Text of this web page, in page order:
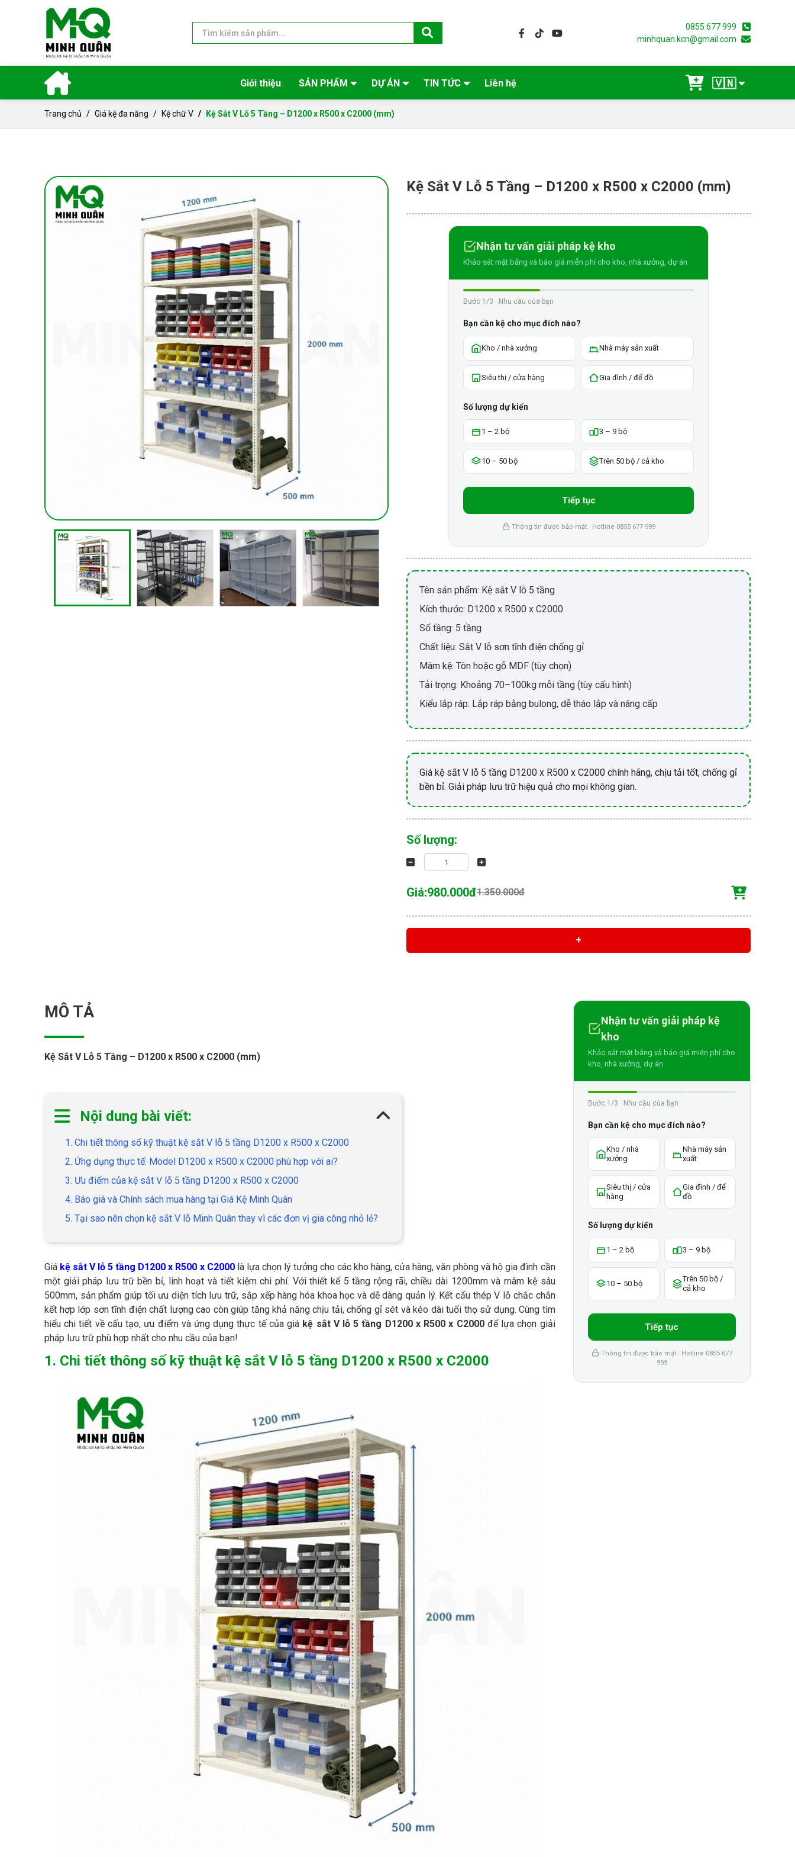
0855 677 999
minhquan.kcn@gmail.com
Giới thiệu SẢN PHẨM DỰ ÁN TIN TỨC Liên hệ 🇻🇳
Trang chủ Giá kệ đa năng Kệ chữ V Kệ Sắt V Lỗ 5 Tầng – D1200 x R500 x C2000 (mm)
Kệ Sắt V Lỗ 5 Tầng – D1200 x R500 x C2000 (mm)
Nhận tư vấn giải pháp kệ kho
Khảo sát mặt bằng và báo giá miễn phí cho kho, nhà xưởng, dự án
Bước 1/3 · Nhu cầu của bạn
Bạn cần kệ cho mục đích nào?
Kho / nhà xưởng Nhà máy sản xuất
Siêu thị / cửa hàng Gia đình / để đồ
Số lượng dự kiến
1 – 2 bộ 3 – 9 bộ
10 – 50 bộ Trên 50 bộ / cả kho
Tiếp tục
Thông tin được bảo mật · Hotline 0855 677 999
Tên sản phẩm: Kệ sắt V lỗ 5 tầng
Kích thước: D1200 x R500 x C2000
Số tầng: 5 tầng
Chất liệu: Sắt V lỗ sơn tĩnh điện chống gỉ
Mâm kệ: Tôn hoặc gỗ MDF (tùy chọn)
Tải trọng: Khoảng 70–100kg mỗi tầng (tùy cấu hình)
Kiểu lắp ráp: Lắp ráp bằng bulong, dễ tháo lắp và nâng cấp
Giá kệ sắt V lỗ 5 tầng D1200 x R500 x C2000 chính hãng, chịu tải tốt, chống gỉ
bền bỉ. Giải pháp lưu trữ hiệu quả cho mọi không gian.
Số lượng:
Giá:980.000đ1.350.000đ
+
MÔ TẢ
Kệ Sắt V Lỗ 5 Tầng – D1200 x R500 x C2000 (mm)
Nội dung bài viết:
1. Chi tiết thông số kỹ thuật kệ sắt V lỗ 5 tầng D1200 x R500 x C2000
2. Ứng dụng thực tế: Model D1200 x R500 x C2000 phù hợp với ai?
3. Ưu điểm của kệ sắt V lỗ 5 tầng D1200 x R500 x C2000
4. Báo giá và Chính sách mua hàng tại Giá Kệ Minh Quân
5. Tại sao nên chọn kệ sắt V lỗ Minh Quân thay vì các đơn vị gia công nhỏ lẻ?
Giá kệ sắt V lỗ 5 tầng D1200 x R500 x C2000là lựa chọn lý tưởng cho các kho hàng, cửa hàng, văn phòng và hộ gia đình cần
một giải pháp lưu trữ bền bỉ, linh hoạt và tiết kiệm chi phí. Với thiết kế 5 tầng rộng rãi, chiều dài 1200mm và mâm kệ sâu
500mm, sản phẩm giúp tối ưu diện tích lưu trữ, sắp xếp hàng hóa khoa học và dễ dàng quản lý. Kết cấu thép V lỗ chắc chắn
kết hợp lớp sơn tĩnh điện chất lượng cao còn giúp tăng khả năng chịu tải, chống gỉ sét và kéo dài tuổi thọ sử dụng. Cùng tìm
hiểu chi tiết về cấu tạo, ưu điểm và ứng dụng thực tế của giá kệ sắt V lỗ 5 tầng D1200 x R500 x C2000để lựa chọn giải
pháp lưu trữ phù hợp nhất cho nhu cầu của bạn!
1. Chi tiết thông số kỹ thuật kệ sắt V lỗ 5 tầng D1200 x R500 x C2000
Nhận tư vấn giải pháp kệ
kho
Khảo sát mặt bằng và báo giá miễn phí cho
kho, nhà xưởng, dự án
Bước 1/3 · Nhu cầu của bạn
Bạn cần kệ cho mục đích nào?
Kho / nhà
xưởng
Nhà máy sản
xuất
Siêu thị / cửa
hàng
Gia đình / để
đồ
Số lượng dự kiến
1 – 2 bộ 3 – 9 bộ
10 – 50 bộ
Trên 50 bộ /
cả kho
Tiếp tục
Thông tin được bảo mật · Hotline 0855 677
999